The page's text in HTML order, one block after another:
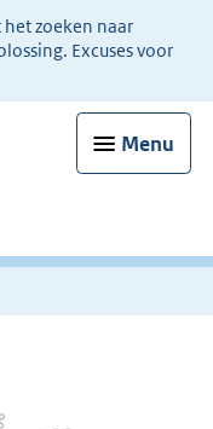
zoeken naar
Excuses voor
Menu